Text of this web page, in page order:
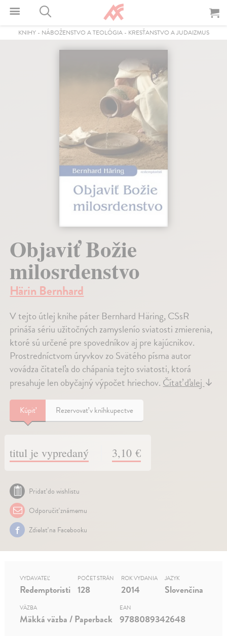
KNIHY- NÁBOŽENSTVO A TEOLÓGIA- KRESŤANSTVO A JUDAIZMUS
Objaviť Božie
milosrdenstvo
Härin Bernhard
V tejto útlej knihe páter Bernhard Häring, CSsR
prináša sériu užitočných zamyslenío sviatosti zmierenia,
ktoré sú určené pre spovedníkov aj pre kajúcnikov.
Prostredníctvom úryvkov zo Svätého písma autor
vovádza čitateľa do chápania tejto sviatosti, ktorá
presahuje len obyčajný výpočet hriechov. Čítať ďalej ↓
Kúpiť Rezervovať v kníhkupectve
titul je vypredaný 3,10 €
Pridať do wishlistu
Odporučiť známemu
Zdielať na Facebooku
VYDAVATEĽ
Redemptoristi
POČET STRÁN
128
ROK VYDANIA
2014
JAZYK
Slovenčina
VÄZBA
Mäkká väzba / Paperback
EAN
9788089342648